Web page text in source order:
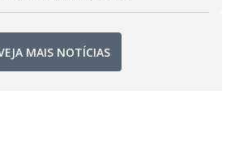
MAIS NOTÍCIAS